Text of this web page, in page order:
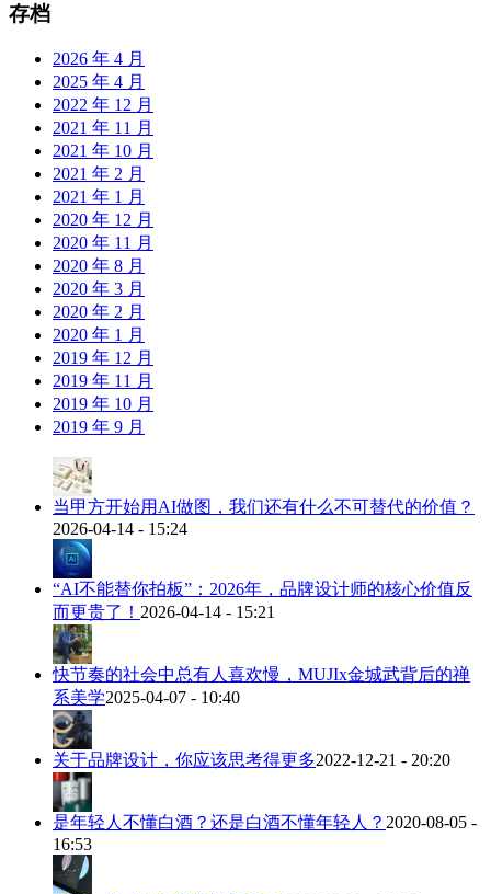
存档
2026 年 4 月
2025 年 4 月
2022 年 12 月
2021 年 11 月
2021 年 10 月
2021 年 2 月
2021 年 1 月
2020 年 12 月
2020 年 11 月
2020 年 8 月
2020 年 3 月
2020 年 2 月
2020 年 1 月
2019 年 12 月
2019 年 11 月
2019 年 10 月
2019 年 9 月
当甲方开始用AI做图，我们还有什么不可替代的价值？
2026-04-14 - 15:24
“AI不能替你拍板”：2026年，品牌设计师的核心价值反
而更贵了！ 2026-04-14 - 15:21
快节奏的社会中总有人喜欢慢，MUJIx金城武背后的禅
系美学2025-04-07 - 10:40
关于品牌设计，你应该思考得更多2022-12-21 - 20:20
是年轻人不懂白酒？还是白酒不懂年轻人？ 2020-08-05 -
16:53